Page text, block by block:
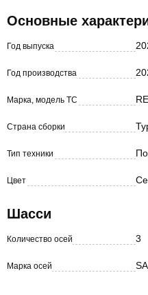
Основные
Год выпуска
Год производства
Марка, модель ТС
Страна сборки
Тип техники
Цвет
Шасси
Количество осей 3
Марка осей